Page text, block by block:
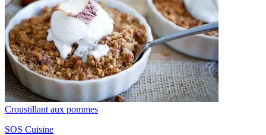
Croustillant aux pommes
SOS Cuisine